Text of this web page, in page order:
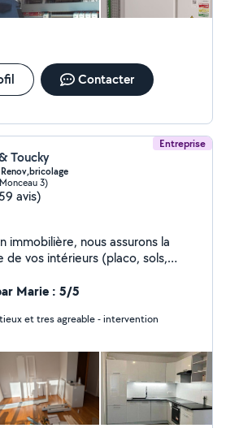
Contacter
Entreprise
Toucky
3)
avis)
immobilière, nous assurons la
vos intérieurs (placo, sols,
précision d'artisan. J'offre
de conciergerie clé en main
de vos biens Airbnb pour
voyageur irréprochable.
Marie : 5/5
et tres agreable - intervention